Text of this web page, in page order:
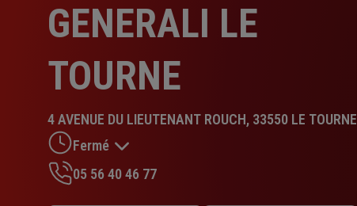
GENERALI LE
TOURNE
4 AVENUE DU LIEUTENANT ROUCH, 33550 LE TOURNE
Fermé
05 56 40 46 77